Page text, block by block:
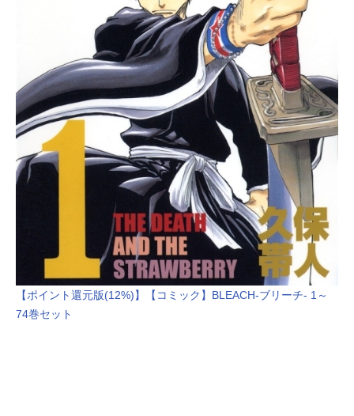
【ポイント還元版(12%)】【コミック】BLEACH-ブリーチ- 1～
74巻セット